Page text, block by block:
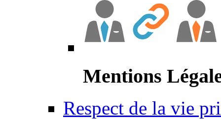
Mentions
Respect de la vie